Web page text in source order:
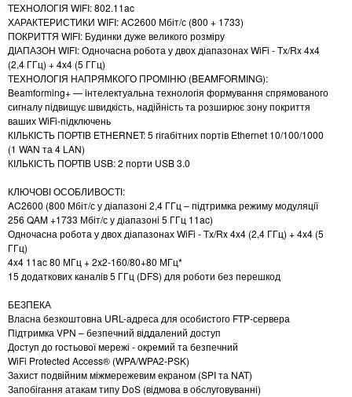
ТЕХНОЛОГІЯ WIFI: 802.11ac
ХАРАКТЕРИСТИКИ WIFI: AC2600 Мбіт/с (800 + 1733)
ПОКРИТТЯ WIFI: Будинки дуже великого розміру
ДІАПАЗОН WIFI: Одночасна робота у двох діапазонах WiFi - Tx/Rx 4x4
(2,4 ГГц) + 4x4 (5 ГГц)
ТЕХНОЛОГІЯ НАПРЯМКОГО ПРОМІНЮ (BEAMFORMING):
Beamforming+ — інтелектуальна технологія формування спрямованого
сигналу підвищує швидкість, надійність та розширює зону покриття
ваших WiFi-підключень
КІЛЬКІСТЬ ПОРТІВ ETHERNET: 5 гігабітних портів Ethernet 10/100/1000
(1 WAN та 4 LAN)
КІЛЬКІСТЬ ПОРТІВ USB: 2 порти USB 3.0
КЛЮЧОВІ ОСОБЛИВОСТІ:
AC2600 (800 Мбіт/с у діапазоні 2,4 ГГц – підтримка режиму модуляції
256 QAM +1733 Мбіт/с у діапазоні 5 ГГц 11ac)
Одночасна робота у двох діапазонах WiFi - Tx/Rx 4x4 (2,4 ГГц) + 4x4 (5
ГГц)
4x4 11ac 80 МГц + 2x2-160/80+80 МГц*
15 додаткових каналів 5 ГГц (DFS) для роботи без перешкод
БЕЗПЕКА
Власна безкоштовна URL-адреса для особистого FTP-сервера
Підтримка VPN – безпечний віддалений доступ
Доступ до гостьової мережі - окремий та безпечний
WiFi Protected Access® (WPA/WPA2-PSK)
Захист подвійним міжмережевим екраном (SPI та NAT)
Запобігання атакам типу DoS (відмова в обслуговуванні)